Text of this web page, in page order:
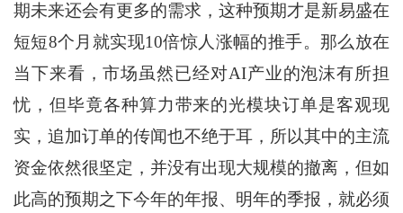
期未来还会有更多的需求，这种预期才是新易盛在
短短8个月就实现10倍惊人涨幅的推手。那么放在
当下来看，市场虽然已经对AI产业的泡沫有所担
忧，但毕竟各种算力带来的光模块订单是客观现
实，追加订单的传闻也不绝于耳，所以其中的主流
资金依然很坚定，并没有出现大规模的撤离，但如
此高的预期之下今年的年报、明年的季报，就必须